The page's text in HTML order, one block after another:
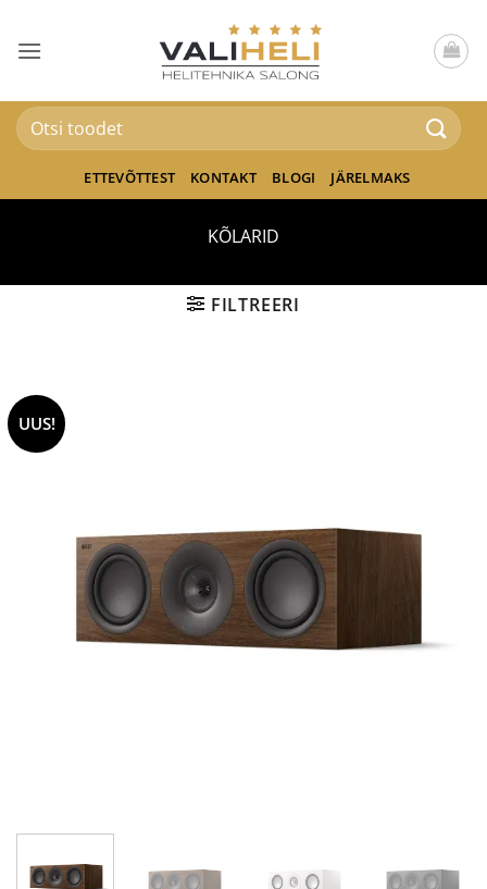
content
Otsi:
ETTEVÕTTEST KONTAKT BLOGI JÄRELMAKS
KÕLARID
FILTREERI
UUS!